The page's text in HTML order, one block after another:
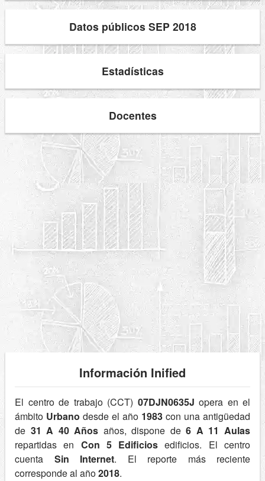
Datos públicos SEP 2018
Estadísticas
Docentes
Información Inified
El centro de trabajo (CCT) 07DJN0635J opera en el
ámbito Urbano desde el año 1983 con una antigüedad
de 31 A 40 Años años, dispone de6 A 11 Aulas
repartidas en Con 5 Edificios edificios. El centro
cuenta Sin Internet. El reporte más reciente
corresponde al año2018.